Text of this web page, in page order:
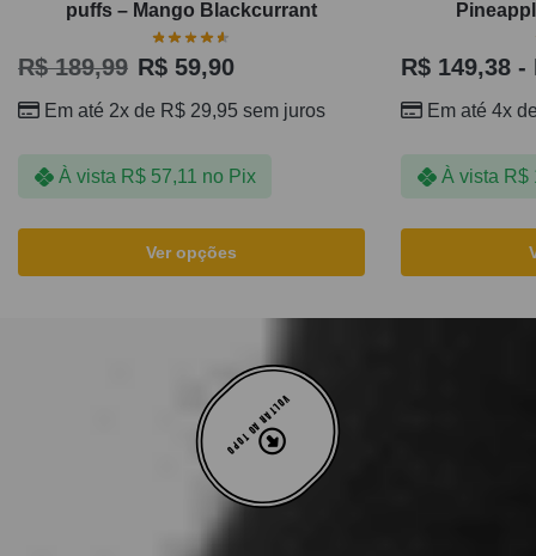
puffs – Mango Blackcurrant
R$189,99 R$ 59,90
Em até 2x de R$ 29,95 sem juros
À vista R$57,11 no Pix
Ver opções
R$ 149,38 -
Em até 4x
À vista R$
VOLTAR AO TOPO